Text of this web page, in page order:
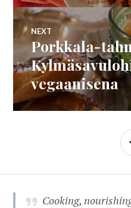
NEXT
Next
post:
Porkkala-
vegaanisena
Cooking,